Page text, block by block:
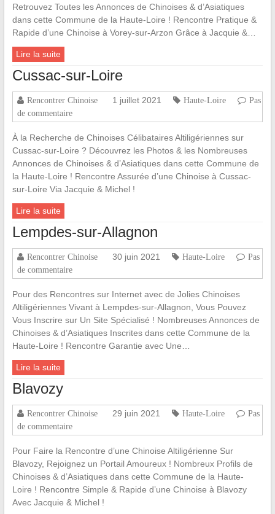
Retrouvez Toutes les Annonces de Chinoises & d’Asiatiques
dans cette Commune de la Haute-Loire ! Rencontre Pratique &
Rapide d’une Chinoise à Vorey-sur-Arzon Grâce à Jacquie &…
Lire la suite
Cussac-sur-Loire
Rencontrer Chinoise 1 juillet 2021 Haute-Loire
Pas
de commentaire
À la Recherche de Chinoises Célibataires Altiligériennes sur
Cussac-sur-Loire ? Découvrez les Photos & les Nombreuses
Annonces de Chinoises & d’Asiatiques dans cette Commune de
la Haute-Loire ! Rencontre Assurée d’une Chinoise à Cussac-
sur-Loire Via Jacquie & Michel !
Lire la suite
Lempdes-sur-Allagnon
Rencontrer Chinoise 30 juin 2021 Haute-Loire
Pas
de commentaire
Pour des Rencontres sur Internet avec de Jolies Chinoises
Altiligériennes Vivant à Lempdes-sur-Allagnon, Vous Pouvez
Vous Inscrire sur Un Site Spécialisé ! Nombreuses Annonces de
Chinoises & d’Asiatiques Inscrites dans cette Commune de la
Haute-Loire ! Rencontre Garantie avec Une…
Lire la suite
Blavozy
Rencontrer Chinoise 29 juin 2021 Haute-Loire
Pas
de commentaire
Pour Faire la Rencontre d’une Chinoise Altiligérienne Sur
Blavozy, Rejoignez un Portail Amoureux ! Nombreux Profils de
Chinoises & d’Asiatiques dans cette Commune de la Haute-
Loire ! Rencontre Simple & Rapide d’une Chinoise à Blavozy
Avec Jacquie & Michel !